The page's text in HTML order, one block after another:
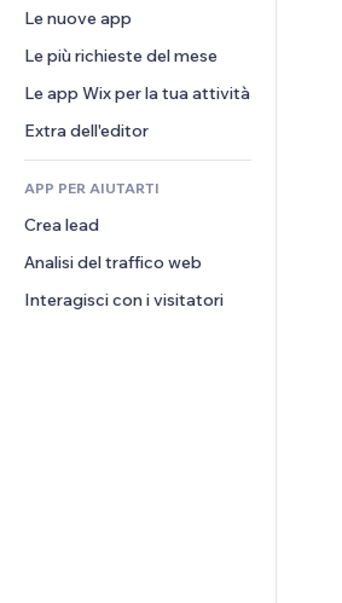
PDF
Condivisione file
Effetti immagine
Tasti e menu
Banner e badge
Calcolatrici
Cerca
Meteo
Grafici e tabelle
Chat
Commenti
Telefono
Community
Recensioni e testimonial
CRM
Le nuove app
Le più richieste del mese
Le app Wix per la tua attività
Extra dell'editor
APP PER AIUTARTI
Crea lead
Analisi del traffico web
Interagisci con i visitatori